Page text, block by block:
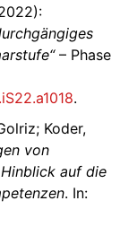
– Phase
.
Koder,
von
auf die
. In: